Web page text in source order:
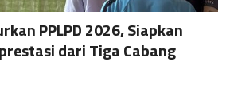
PPLPD 2026, Siapkan
dari Tiga Cabang